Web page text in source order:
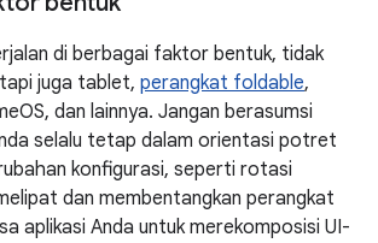
di berbagai faktor bentuk, tidak
juga tablet, perangkat foldable,
dan lainnya. Jangan berasumsi
selalu tetap dalam orientasi potret
konfigurasi, seperti rotasi
dan membentangkan perangkat
aplikasi Anda untuk merekomposisi UI-